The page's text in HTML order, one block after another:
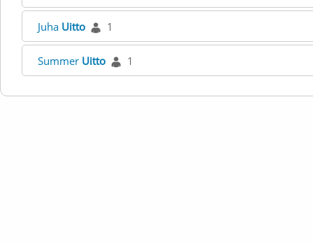
Juha Uitto 1
Summer Uitto 1